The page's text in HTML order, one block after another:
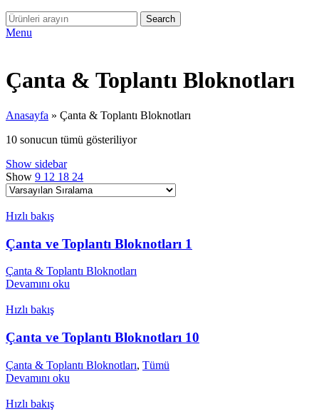
Search
Menu
Çanta & Toplantı Bloknotları
Anasayfa » Çanta & Toplantı Bloknotları
10 sonucun tümü gösteriliyor
Show sidebar
Show 9 12 18 24
Hızlı bakış
Çanta ve Toplantı Bloknotları 1
Çanta & Toplantı Bloknotları
Devamını oku
Hızlı bakış
Çanta ve Toplantı Bloknotları 10
Çanta & Toplantı Bloknotları, Tümü
Devamını oku
Hızlı bakış